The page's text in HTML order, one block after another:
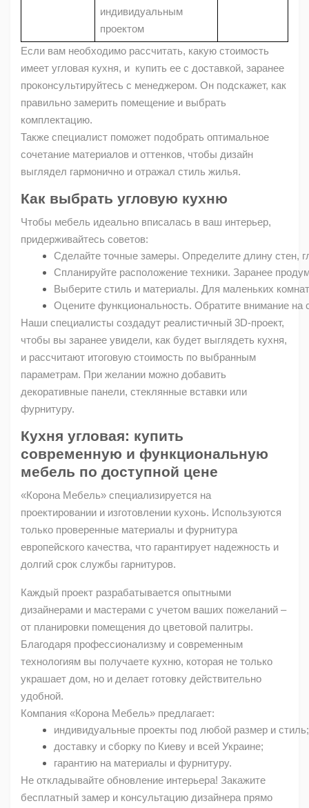
индивидуальным
проектом
Если вам необходимо рассчитать, какую стоимость
имеет угловая кухня, и купить ее с доставкой, заранее
проконсультируйтесь с менеджером. Он подскажет, как
правильно замерить помещение и выбрать
комплектацию.
Также специалист поможет подобрать оптимальное
сочетание материалов и оттенков, чтобы дизайн
выглядел гармонично и отражал стиль жилья.
Как выбрать угловую кухню
Чтобы мебель идеально вписалась в ваш интерьер,
придерживайтесь советов:
Сделайте точные замеры. Определите длину стен,
Спланируйте расположение техники. Заранее
Выберите стиль и материалы. Для маленьких
Оцените функциональность. Обратите внимание
Наши специалисты создадут реалистичный 3D-проект,
чтобы вы заранее увидели, как будет выглядеть кухня,
и рассчитают итоговую стоимость по выбранным
параметрам. При желании можно добавить
декоративные панели, стеклянные вставки или
фурнитуру.
Кухня угловая: купить
современную и функциональную
мебель по доступной цене
«Корона Мебель» специализируется на
проектировании и изготовлении кухонь. Используются
только проверенные материалы и фурнитура
европейского качества, что гарантирует надежность и
долгий срок службы гарнитуров.
Каждый проект разрабатывается опытными
дизайнерами и мастерами с учетом ваших пожеланий –
от планировки помещения до цветовой палитры.
Благодаря профессионализму и современным
технологиям вы получаете кухню, которая не только
украшает дом, но и делает готовку действительно
удобной.
Компания «Корона Мебель» предлагает:
индивидуальные проекты под любой размер и стиль;
доставку и сборку по Киеву и всей Украине;
гарантию на материалы и фурнитуру.
Не откладывайте обновление интерьера! Закажите
бесплатный замер и консультацию дизайнера прямо